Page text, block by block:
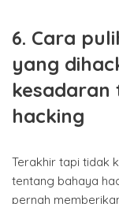
6. Cara
yang
hacking
Terakhir tapi tidak
tentang bahaya
pernah